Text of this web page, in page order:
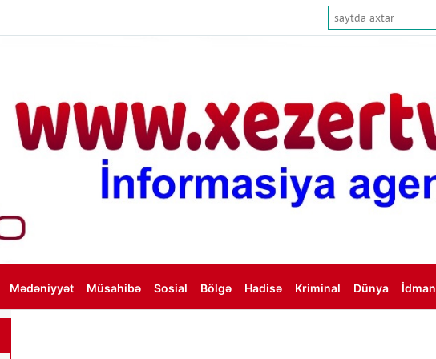
Mədəniyyət Müsahibə Sosial Bölgə Hadisə Kriminal Dünya İdman